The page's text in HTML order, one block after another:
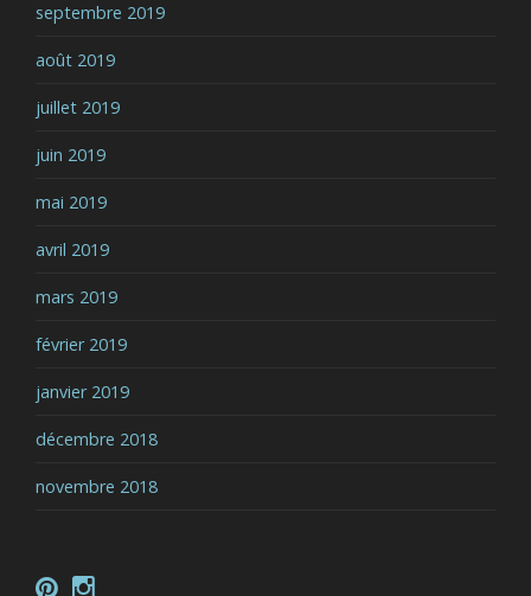
septembre 2019
août 2019
juillet 2019
juin 2019
mai 2019
avril 2019
mars 2019
février 2019
janvier 2019
décembre 2018
novembre 2018